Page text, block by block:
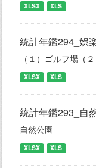
XLSX XLS
統計年鑑294_娯
（１）ゴルフ場（
XLSX XLS
統計年鑑293_自
自然公園
XLSX XLS